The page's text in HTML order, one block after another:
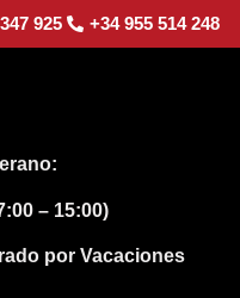
925 +34 955 514 248
– 15:00)
por Vacaciones